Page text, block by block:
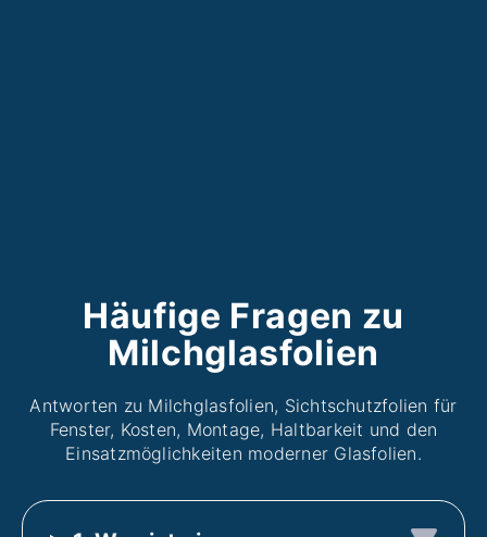
Häufige Fragen zu
Milchglasfolien
Antworten zu Milchglasfolien, Sichtschutzfolien für
Fenster, Kosten, Montage, Haltbarkeit und den
Einsatzmöglichkeiten moderner Glasfolien.